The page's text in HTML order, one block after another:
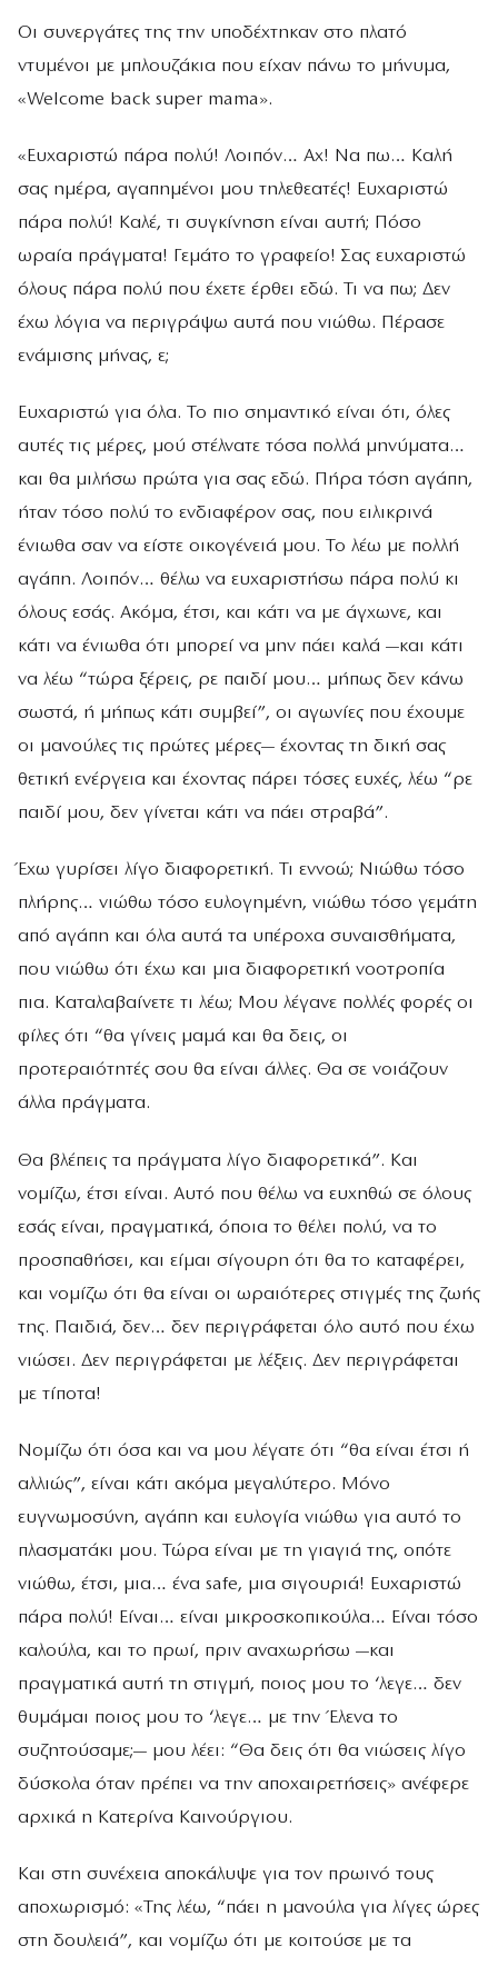
Οι συνεργάτες της την υποδέχτηκαν στο πλατό
ντυμένοι με μπλουζάκια που είχαν πάνω το μήνυμα,
«Welcome back super mama».
«Ευχαριστώ πάρα πολύ! Λοιπόν… Αχ! Να πω… Καλή
σας ημέρα, αγαπημένοι μου τηλεθεατές! Ευχαριστώ
πάρα πολύ! Καλέ, τι συγκίνηση είναι αυτή; Πόσο
ωραία πράγματα! Γεμάτο το γραφείο! Σας ευχαριστώ
όλους πάρα πολύ που έχετε έρθει εδώ. Τι να πω; Δεν
έχω λόγια να περιγράψω αυτά που νιώθω. Πέρασε
ενάμισης μήνας, ε;
Ευχαριστώ για όλα. Το πιο σημαντικό είναι ότι, όλες
αυτές τις μέρες, μού στέλνατε τόσα πολλά μηνύματα…
και θα μιλήσω πρώτα για σας εδώ. Πήρα τόση αγάπη,
ήταν τόσο πολύ το ενδιαφέρον σας, που ειλικρινά
ένιωθα σαν να είστε οικογένειά μου. Το λέω με πολλή
αγάπη. Λοιπόν… θέλω να ευχαριστήσω πάρα πολύ κι
όλους εσάς. Ακόμα, έτσι, και κάτι να με άγχωνε, και
κάτι να ένιωθα ότι μπορεί να μην πάει καλά —και κάτι
να λέω “τώρα ξέρεις, ρε παιδί μου… μήπως δεν κάνω
σωστά, ή μήπως κάτι συμβεί”, οι αγωνίες που έχουμε
οι μανούλες τις πρώτες μέρες— έχοντας τη δική σας
θετική ενέργεια και έχοντας πάρει τόσες ευχές, λέω “ρε
παιδί μου, δεν γίνεται κάτι να πάει στραβά”.
Έχω γυρίσει λίγο διαφορετική. Τι εννοώ; Νιώθω τόσο
πλήρης… νιώθω τόσο ευλογημένη, νιώθω τόσο γεμάτη
από αγάπη και όλα αυτά τα υπέροχα συναισθήματα,
που νιώθω ότι έχω και μια διαφορετική νοοτροπία
πια. Καταλαβαίνετε τι λέω; Μου λέγανε πολλές φορές οι
φίλες ότι “θα γίνεις μαμά και θα δεις, οι
προτεραιότητές σου θα είναι άλλες. Θα σε νοιάζουν
άλλα πράγματα.
Θα βλέπεις τα πράγματα λίγο διαφορετικά”. Και
νομίζω, έτσι είναι. Αυτό που θέλω να ευχηθώ σε όλους
εσάς είναι, πραγματικά, όποια το θέλει πολύ, να το
προσπαθήσει, και είμαι σίγουρη ότι θα το καταφέρει,
και νομίζω ότι θα είναι οι ωραιότερες στιγμές της ζωής
της. Παιδιά, δεν… δεν περιγράφεται όλο αυτό που έχω
νιώσει. Δεν περιγράφεται με λέξεις. Δεν περιγράφεται
με τίποτα!
Νομίζω ότι όσα και να μου λέγατε ότι “θα είναι έτσι ή
αλλιώς”, είναι κάτι ακόμα μεγαλύτερο. Μόνο
ευγνωμοσύνη, αγάπη και ευλογία νιώθω για αυτό το
πλασματάκι μου. Τώρα είναι με τη γιαγιά της, οπότε
νιώθω, έτσι, μια… ένα safe, μια σιγουριά! Ευχαριστώ
πάρα πολύ! Είναι… είναι μικροσκοπικούλα… Είναι τόσο
καλούλα, και το πρωί, πριν αναχωρήσω —και
πραγματικά αυτή τη στιγμή, ποιος μου το ‘λεγε… δεν
θυμάμαι ποιος μου το ‘λεγε… με την Έλενα το
συζητούσαμε;— μου λέει: “Θα δεις ότι θα νιώσεις λίγο
δύσκολα όταν πρέπει να την αποχαιρετήσεις» ανέφερε
αρχικά η Κατερίνα Καινούργιου.
Και στη συνέχεια αποκάλυψε για τον πρωινό τους
αποχωρισμό: «Της λέω, “πάει η μανούλα για λίγες ώρες
στη δουλειά”, και νομίζω ότι με κοιτούσε με τα